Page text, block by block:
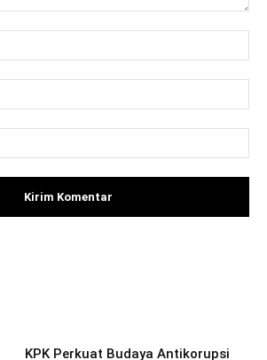
KPK Perkuat Budaya Antikorupsi